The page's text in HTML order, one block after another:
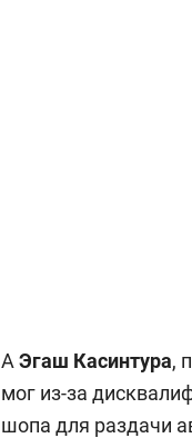
А Эгаш Касинтура,
мог из-за
шопа для раздачи